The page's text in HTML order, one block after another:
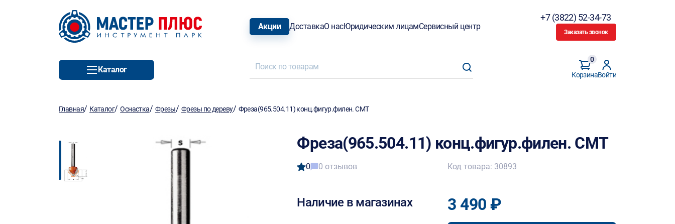
Акции ДоставкаО насЮридическим лицамСервисный центр
+7 (3822) 52-34-73
Заказать звонок
Каталог
Корзина
0
Войти
Главная/ Каталог/Оснастка/ Фрезы/ Фрезы по дереву/ Фреза(965.504.11) конц.фигур.филен. CMT
Фреза(965.504.11) конц.фигур.филен. CMT
0 0 отзывов
Наличие в магазинах
Код товара: 30893
3 490 ₽